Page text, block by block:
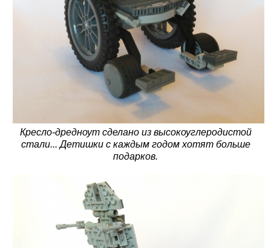
Кресло-дредноут сделано из высокоуглеродистой
стали... Детишки с каждым годом хотят больше
подарков.